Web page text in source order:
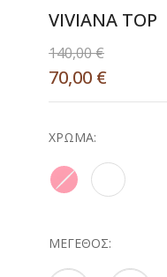
VIVIANA TOP
140,00€
70,00 €
ΧΡΏΜΑ
ΜΈΓΕΘΟΣ